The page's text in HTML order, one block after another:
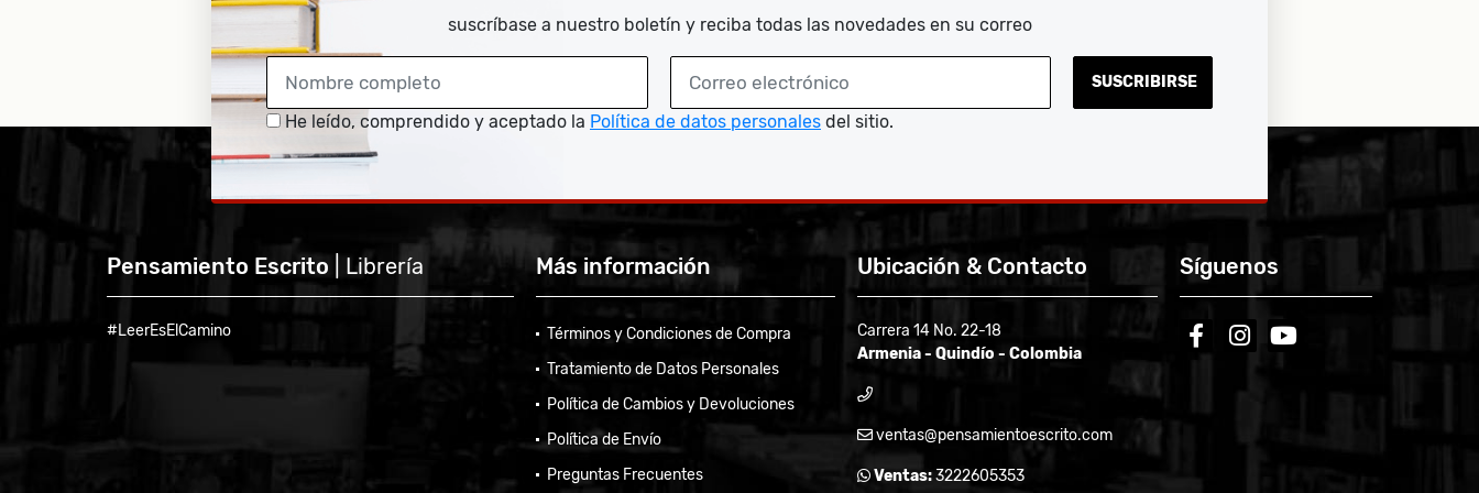
suscríbase a nuestro boletín y reciba todas las novedades en su correo
SUSCRIBIRSE
He leído, comprendido y aceptado la Política de datos personales del sitio.
Pensamiento Escrito | Librería
#LeerEsElCamino
Más información
Términos y Condiciones de Compra
Tratamiento de Datos Personales
Política de Cambios y Devoluciones
Política de Envío
Preguntas Frecuentes
Ubicación & Contacto
Carrera 14 No. 22-18
Armenia - Quindío - Colombia
ventas@pensamientoescrito.com
Ventas:3222605353
Síguenos
facebookinstagramyoutube